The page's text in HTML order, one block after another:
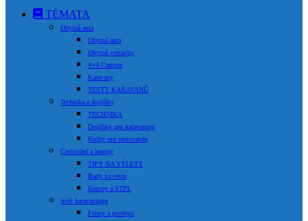
TÉMATA
Obytná auta
Obytná auta
Obytné vestavby
4×4 Camper
Karavany
TESTY KARAVANŮ
Technika a doplňky
TECHNIKA
Doplňky pro karavaning
Knihy pro cestovatele
Cestování a kempy
TIPY NA VÝLETY
Rady na cestu
Kempy a STPL
Svět karavaningu
Firmy a prodejci